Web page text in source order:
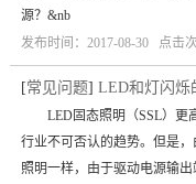
源？&nb
发布时间：2017-08-30 点击
[常见问题] LED和灯闪烁
LED固态照明（SSL）更
行业不可否认的趋势。但是
照明一样，由于驱动电源输出